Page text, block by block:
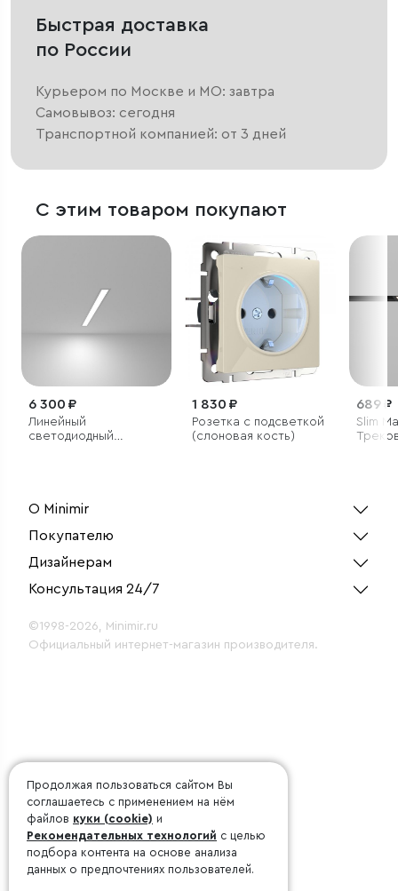
Быстрая доставка
по России
Курьером по Москве и МО: завтра
Самовывоз: сегодня
Транспортной компанией: от 3 дней
С этим товаром покупают
6 300 ₽
Линейный
светодиодный
1 830 ₽
Розетка с подсветкой
(слоновая кость)
689 ₽
Slim
О Minimir
Покупателю
Дизайнерам
Консультация 24/7
©1998-2026, Minimir.ru
Официальный интернет-магазин производителя.
Продолжая пользоваться сайтом Вы
соглашаетесь с применением на нём
файлов куки (cookie) и
Рекомендательных технологий с целью
подбора контента на основе анализа
данных о предпочтениях пользователей.